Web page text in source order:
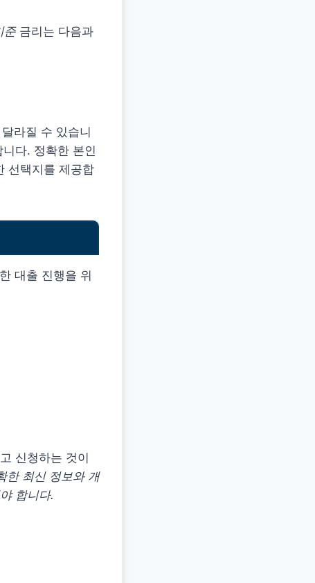
준금리는 다음과
라질 수 있습니
다. 정확한 본인
선택지를 제공합
대출 진행을 위
신청하는 것이
한 최신 정보와 개
합니다.